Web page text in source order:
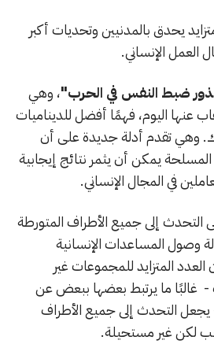
يحدق بالمدنيين وتحديات أكبر
العمل الإنساني.
ضبط النفس في الحرب"، وهي
عنها اليوم، فهمًا أفضل للديناميات
وهي تقدم أدلة جديدة على أن
يمكن أن يثمر نتائج إيجابية
في المجال الإنساني.
التحدث إلى جميع الأطراف المتورطة
وصول المساعدات الإنسانية
المتزايد للمجموعات غير
- غالبًا ما يرتبط بعضها ببعض عن
التحدث إلى جميع الأطراف
لكن غير مستحيلة.